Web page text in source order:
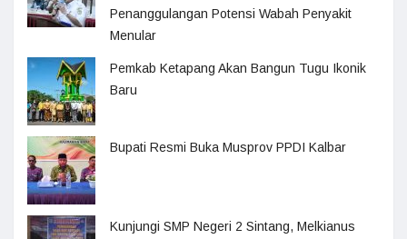
Penanggulangan Potensi Wabah Penyakit
Menular
Pemkab Ketapang Akan Bangun Tugu Ikonik
Baru
Bupati Resmi Buka Musprov PPDI Kalbar
Kunjungi SMP Negeri 2 Sintang, Melkianus